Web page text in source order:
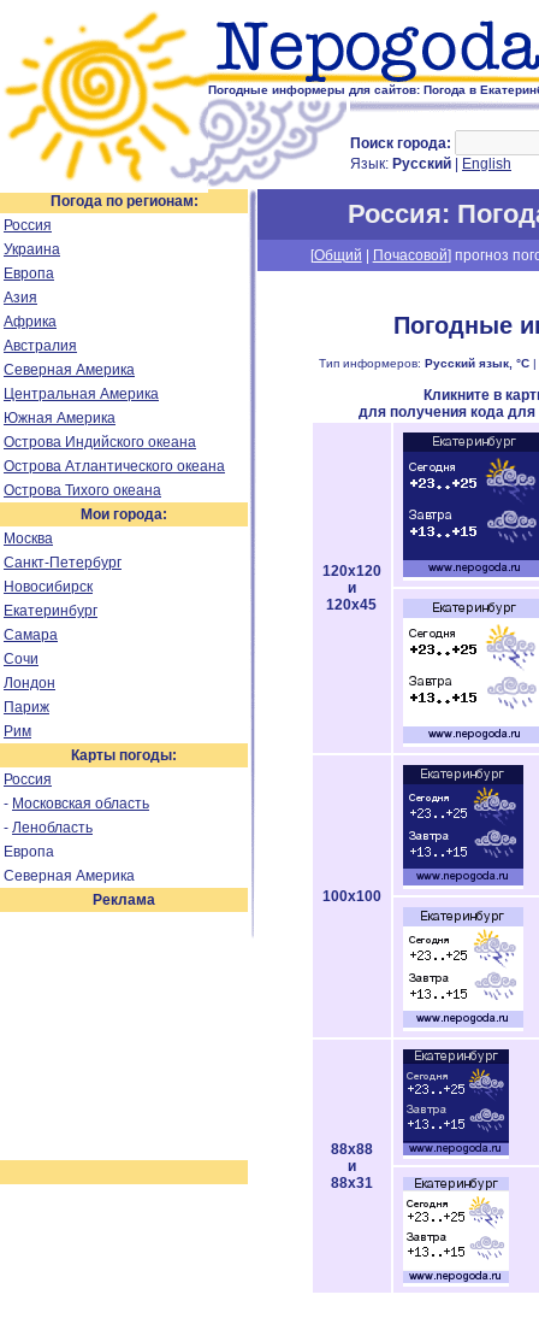
Погодные информеры для сайтов: Погода в
Поиск города:
Язык: Русский English
Погода по регионам:
Россия
Украина
Европа
Азия
Африка
Австралия
Северная Америка
Центральная Америка
Южная Америка
Острова Индийского океана
Острова Атлантического океана
Острова Тихого океана
Мои города:
Москва
Санкт-Петербург
Новосибирск
Екатеринбург
Самара
Сочи
Лондон
Париж
Рим
Карты погоды:
Россия
- Московская область
- Ленобласть
Европа
Северная Америка
Реклама
Россия:
[Общий Почасовой] прогноз
Погодные
Тип информеров: Русский язык, °C|
Кликните в
для получения кода
120x120
и
120x45
100x100
88x88
и
88x31